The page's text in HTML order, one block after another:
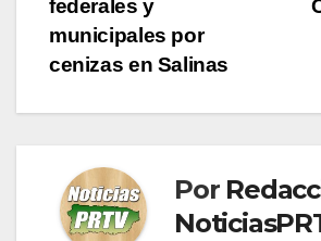
entradas
federales y
municipales por
cenizas en Salinas
Por